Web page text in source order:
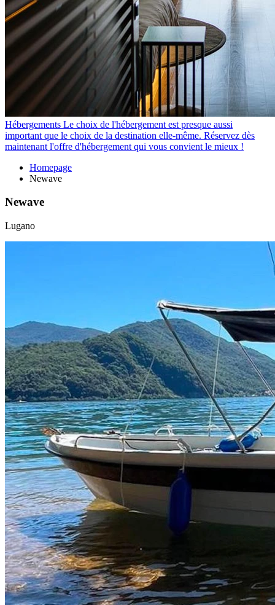
Hébergements Le choix de l'hébergement est presque aussi
important que le choix de la destination elle-même. Réservez dès
maintenant l'offre d'hébergement qui vous convient le mieux !
Homepage
Newave
Newave
Lugano